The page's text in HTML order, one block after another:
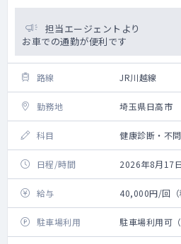
担当エージェントより
お車での通勤が便利です
路線 JR川越線
勤務地 埼玉県日高市
科目 健康診断・不問
日程/時間 2026年8月17
給与 40,000円/回（
駐車場利用 駐車場利用可